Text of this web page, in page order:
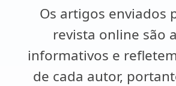
Os artigos enviados
revista online são
informativos e
de cada autor,